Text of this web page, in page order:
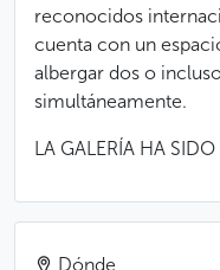
reconocidos
cuenta con un
albergar dos o
simultáneamente.
LA GALERÍA HA
Dónde